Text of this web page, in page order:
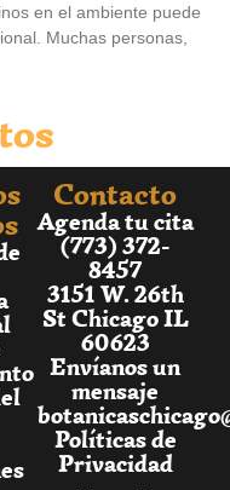
en el ambiente puede
Muchas personas,
Contacto
Agenda tu cita
(773) 372-
8457
3151 W. 26th
St Chicago IL
60623
Envíanos un
mensaje
Políticas de
Privacidad